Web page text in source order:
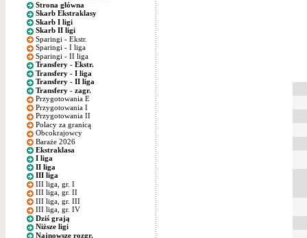
Strona główna
Skarb Ekstraklasy
Skarb I ligi
Skarb II ligi
Sparingi - Ekstr.
Sparingi - I liga
Sparingi - II liga
Transfery - Ekstr.
Transfery - I liga
Transfery - II liga
Transfery - zagr.
Przygotowania E
Przygotowania I
Przygotowania II
Polacy za granicą
Obcokrajowcy
Baraże 2026
Ekstraklasa
I liga
II liga
III liga
III liga, gr. I
III liga, gr. II
III liga, gr. III
III liga, gr. IV
Dziś grają
Niższe ligi
Najnowsze rozgr.